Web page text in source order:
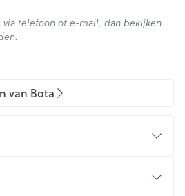
via telefoon of e-mail, dan bekijken
van Bota